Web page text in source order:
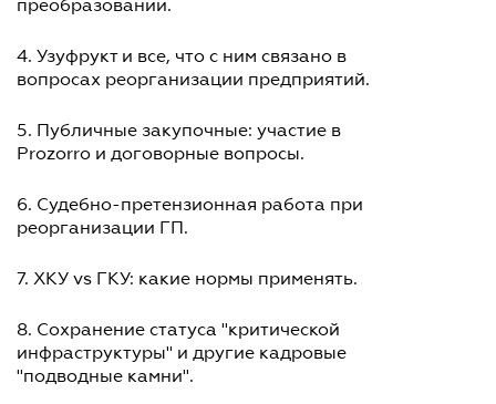
преобразовании.
4. Узуфрукт и все, что с ним связано в
вопросах реорганизации предприятий.
5. Публичные закупочные: участие в
Prozorro и договорные вопросы.
6. Судебно-претензионная работа при
реорганизации ГП.
7. ХКУ vs ГКУ: какие нормы применять.
8. Сохранение статуса "критической
инфраструктуры" и другие кадровые
"подводные камни".